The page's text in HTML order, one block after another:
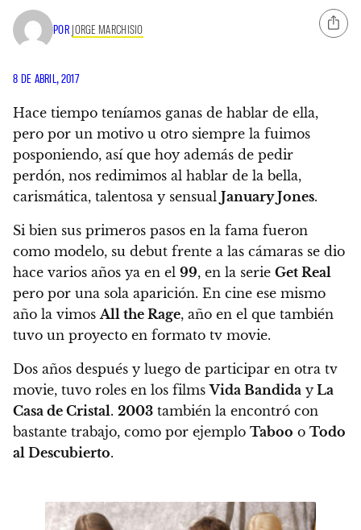
POR JORGE MARCHISIO
8 DE ABRIL, 2017
Hace tiempo teníamos ganas de hablar de ella,
pero por un motivo u otro siempre la fuimos
posponiendo, así que hoy además de pedir
perdón, nos redimimos al hablar de la bella,
carismática, talentosa y sensual January Jones.
Si bien sus primeros pasos en la fama fueron
como modelo, su debut frente a las cámaras se dio
hace varios años ya en el 99, en la serie Get Real
pero por una sola aparición. En cine ese mismo
año la vimosAll the Rage, año en el que también
tuvo un proyecto en formato tv movie.
Dos años después y luego de participar en otra tv
movie, tuvo roles en los filmsVida Bandida y La
Casa de Cristal. 2003 también la encontró con
bastante trabajo, como por ejemplo Taboo o Todo
al Descubierto.